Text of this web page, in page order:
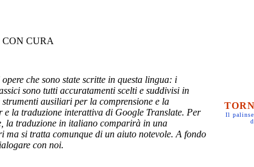
CURA
che sono state scritte in questa lingua: i
sono tutti accuratamenti scelti e suddivisi in
ausiliari per la comprensione e la
la traduzione interattiva di Google Translate. Per
la traduzione in italiano comparirà in una
ma si tratta comunque di un aiuto notevole. A fondo
con noi.
Il